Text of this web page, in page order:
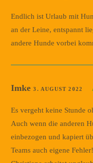
Endlich ist Urlaub mit
an der Leine, entspannt
andere Hunde vorbei
Imke3. AUGUST 2022
Es vergeht keine Stunde
Auch wenn die anderen
einbezogen und kapiert
Teams auch eigene Fehler!